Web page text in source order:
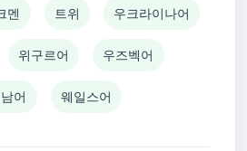
멘 트위 우크라이나어
위구르어 우즈벡어
어 웨일스어